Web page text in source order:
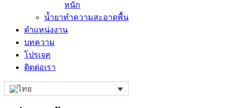
หนัก
น้ำยาทำความสะอาดพื้น
ตำแหน่งงาน
บทความ
โปรเจค
ติดต่อเรา